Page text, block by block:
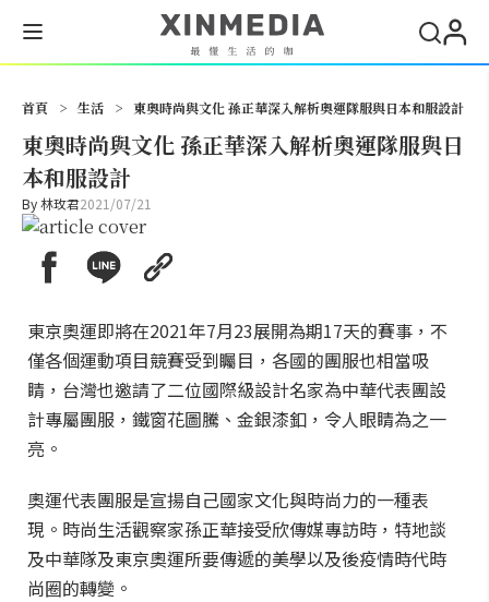
首頁 > 生活 > 東奧時尚與文化 孫正華深入解析奧運隊服與日本和服設計
東奧時尚與文化 孫正華深入解析奧運隊服與日
本和服設計
By林玫君2021/07/21
東京奧運即將在2021年7月23展開為期17天的賽事，不
僅各個運動項目競賽受到矚目，各國的團服也相當吸
睛，台灣也邀請了二位國際級設計名家為中華代表團設
計專屬團服，鐵窗花圖騰、金銀漆釦，令人眼睛為之一
亮。
奧運代表團服是宣揚自己國家文化與時尚力的一種表
現。時尚生活觀察家孫正華接受欣傳媒專訪時，特地談
及中華隊及東京奧運所要傳遞的美學以及後疫情時代時
尚圈的轉變。